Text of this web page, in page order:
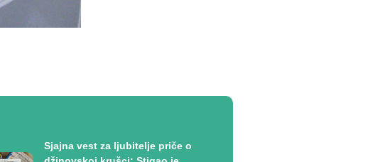
Sjajna vest za ljubitelje priče o